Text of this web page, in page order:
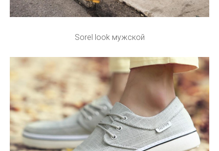
Sorel look мужской